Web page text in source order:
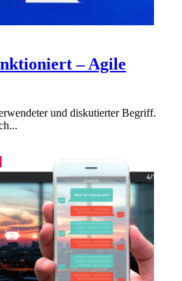
– Agile
und diskutierter Begriff.